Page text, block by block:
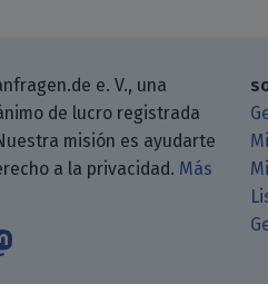
e. V., una
de lucro registrada
misión es ayudarte
a la privacidad. Más
a nuestro blog a
en GitHub
en Matrix
Sígenos en